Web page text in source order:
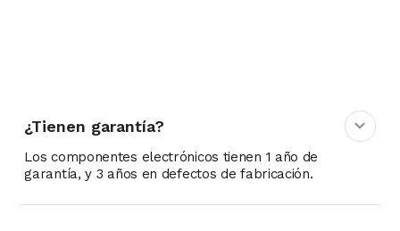
¿Tienen garantía?
Los componentes electrónicos tienen 1 año de
garantía, y 3 años en defectos de fabricación.